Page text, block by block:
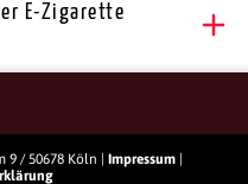
E-Zigarette
9 / 50678 Köln | Impressum |